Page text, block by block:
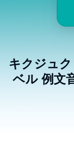
キクジュ
ベル 例文